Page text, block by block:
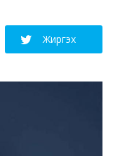
Жиргэх